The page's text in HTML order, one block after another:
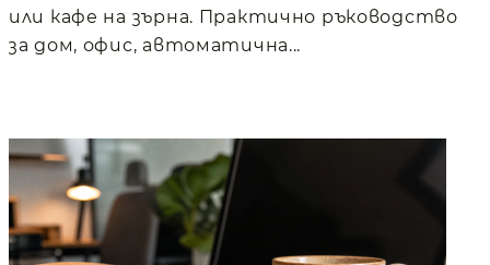
или кафе на зърна. Практично ръководство
за дом, офис, автоматична...